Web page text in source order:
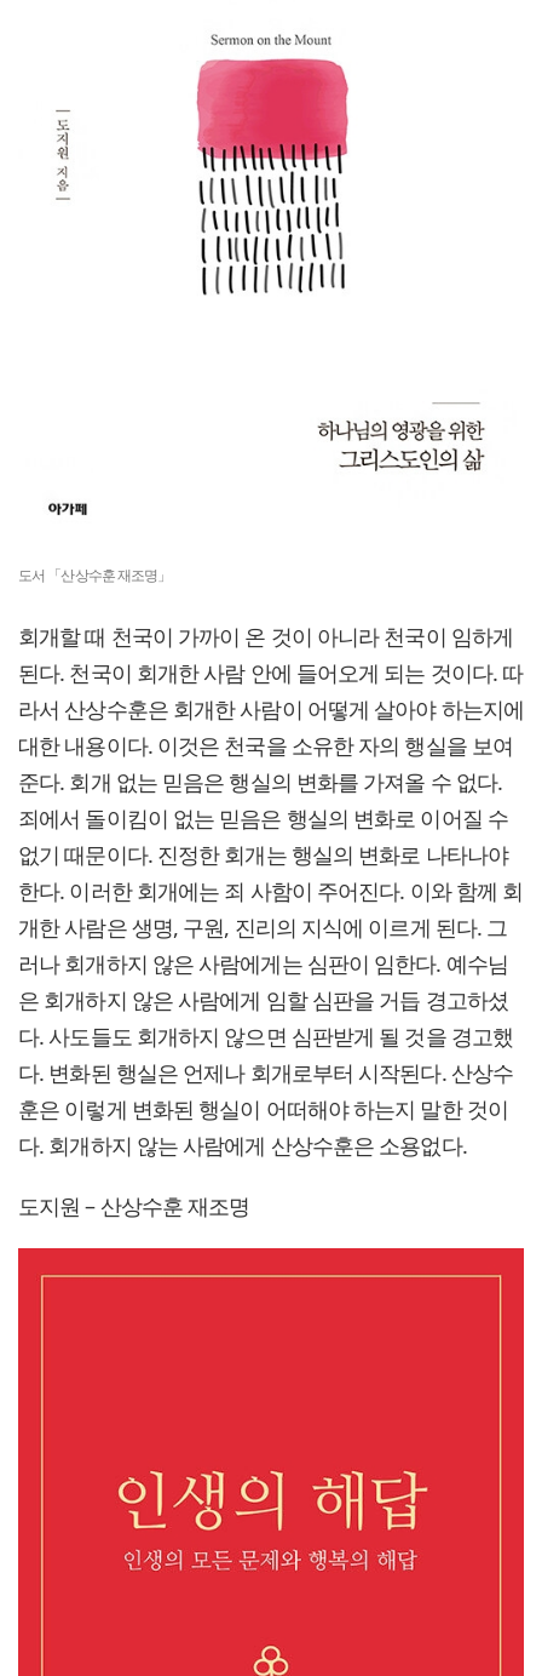
도서 「산상수훈 재조명」
회개할 때 천국이 가까이 온 것이 아니라 천국이 임하게
된다. 천국이 회개한 사람 안에 들어오게 되는 것이다. 따
라서 산상수훈은 회개한 사람이 어떻게 살아야 하는지에
대한 내용이다. 이것은 천국을 소유한 자의 행실을 보여
준다. 회개 없는 믿음은 행실의 변화를 가져올 수 없다.
죄에서 돌이킴이 없는 믿음은 행실의 변화로 이어질 수
없기 때문이다. 진정한 회개는 행실의 변화로 나타나야
한다. 이러한 회개에는 죄 사함이 주어진다. 이와 함께 회
개한 사람은 생명, 구원, 진리의 지식에 이르게 된다. 그
러나 회개하지 않은 사람에게는 심판이 임한다. 예수님
은 회개하지 않은 사람에게 임할 심판을 거듭 경고하셨
다. 사도들도 회개하지 않으면 심판받게 될 것을 경고했
다. 변화된 행실은 언제나 회개로부터 시작된다. 산상수
훈은 이렇게 변화된 행실이 어떠해야 하는지 말한 것이
다. 회개하지 않는 사람에게 산상수훈은 소용없다.
도지원 – 산상수훈 재조명